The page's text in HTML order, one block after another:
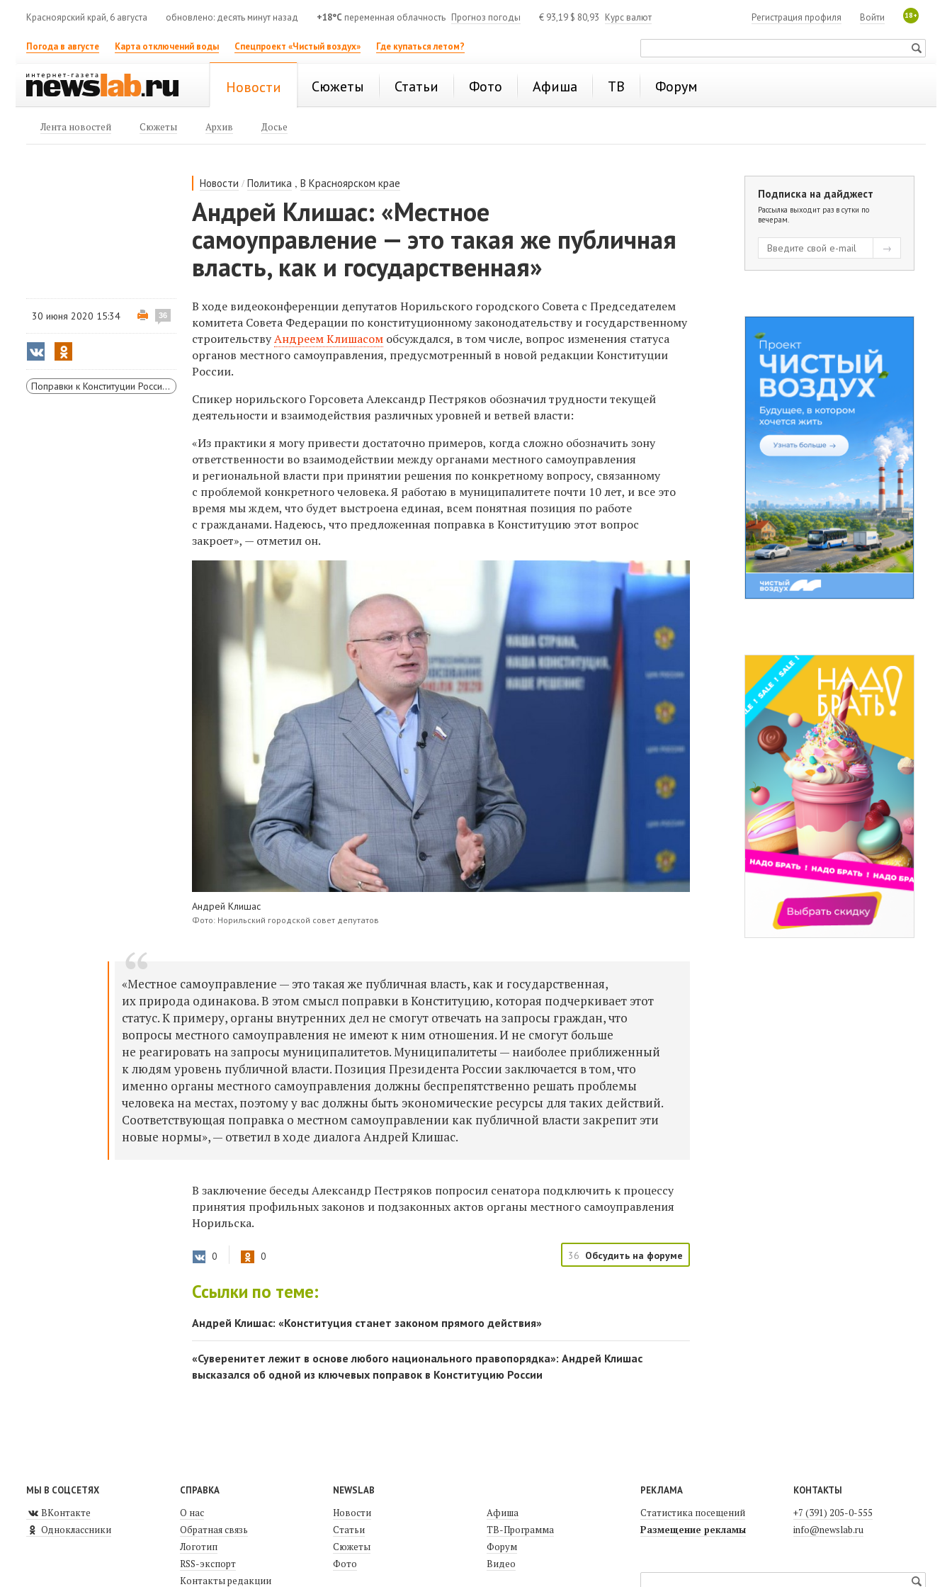
Красноярский край, 6 августа обновлено: десять минут назад +18°C переменная облачность Прогноз погоды € 93,19 $ 80,93 Курс валют 18+
Войти
Регистрация профиля
Погода в августе Карта отключений воды Спецпроект «Чистый воздух» Где купаться летом?
Новости Сюжеты Статьи Фото Афиша ТВ Форум
Лента новостей Сюжеты Архив Досье
Новости /Политика ,В Красноярском крае
Андрей Клишас: «Местное
самоуправление — это такая же публичная
власть, как и государственная»
30 июня 2020 15:34 36
Поправки к Конституции России 2020 года
В ходе видеоконференции депутатов Норильского городского Совета с Председателем
комитета Совета Федерации по конституционному законодательству и государственному
строительствуАндреем Клишасом обсуждался, в том числе, вопрос изменения статуса
органов местного самоуправления, предусмотренный в новой редакции Конституции
России.
Спикер норильского Горсовета Александр Пестряков обозначил трудности текущей
деятельности и взаимодействия различных уровней и ветвей власти:
«Из практики я могу привести достаточно примеров, когда сложно обозначить зону
ответственности во взаимодействии между органами местного самоуправления
и региональной власти при принятии решения по конкретному вопросу, связанному
с проблемой конкретного человека. Я работаю в муниципалитете почти 10 лет, и все это
время мы ждем, что будет выстроена единая, всем понятная позиция по работе
с гражданами. Надеюсь, что предложенная поправка в Конституцию этот вопрос
закроет», — отметил он.
Андрей Клишас
Фото: Норильский городской совет депутатов
«Местное самоуправление — это такая же публичная власть, как и государственная,
их природа одинакова. В этом смысл поправки в Конституцию, которая подчеркивает этот
статус. К примеру, органы внутренних дел не смогут отвечать на запросы граждан, что
вопросы местного самоуправления не имеют к ним отношения. И не смогут больше
не реагировать на запросы муниципалитетов. Муниципалитеты — наиболее приближенный
к людям уровень публичной власти. Позиция Президента России заключается в том, что
именно органы местного самоуправления должны беспрепятственно решать проблемы
человека на местах, поэтому у вас должны быть экономические ресурсы для таких действий.
Соответствующая поправка о местном самоуправлении как публичной власти закрепит эти
новые нормы», — ответил в ходе диалога Андрей Клишас.
В заключение беседы Александр Пестряков попросил сенатора подключить к процессу
принятия профильных законов и подзаконных актов органы местного самоуправления
Норильска.
0 0 36 Обсудить на форуме
Ссылки по теме:
Андрей Клишас: «Конституция станет законом прямого действия»
«Суверенитет лежит в основе любого национального правопорядка»: Андрей Клишас
высказался об одной из ключевых поправок в Конституцию России
Подписка на дайджест
Рассылка выходит раз в сутки по
вечерам.
МЫ В СОЦСЕТЯХ
ВКонтакте
Одноклассники
СПРАВКА
О нас
Обратная связь
Логотип
RSS-экспорт
Контакты редакции
NEWSLAB
Новости
Статьи
Сюжеты
Фото
Афиша
ТВ-Программа
Форум
Видео
РЕКЛАМА
Статистика посещений
Размещение рекламы
КОНТАКТЫ
+7 (391) 205-0-555
info@newslab.ru